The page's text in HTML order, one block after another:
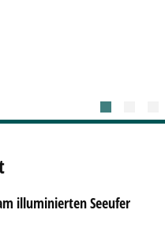
illuminierten Seeufer